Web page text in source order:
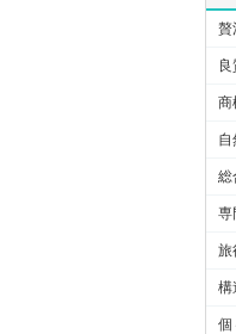
贅
商
総
専
旅
構
個